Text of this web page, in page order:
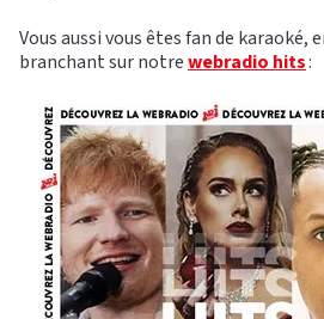
Vous aussi vous êtes fan de karaoké,
branchant sur notrewebradio hits: